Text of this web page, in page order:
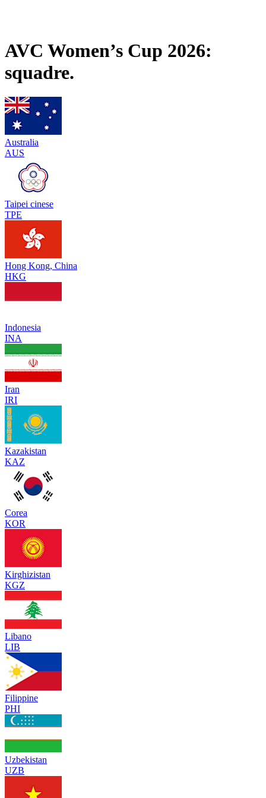
AVC Women’s Cup 2026:
squadre.
Australia
AUS
Taipei cinese
TPE
Hong Kong, China
HKG
Indonesia
INA
Iran
IRI
Kazakistan
KAZ
Corea
KOR
Kirghizistan
KGZ
Libano
LIB
Filippine
PHI
Uzbekistan
UZB